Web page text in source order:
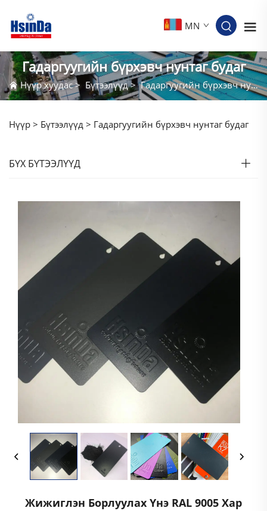
MN
Гадаргуугийн бүрхэвч нунтаг будаг
Нүүр хуудас> Бүтээлүүд>Гадаргуугийн бүрхэвч нунтаг будаг
Нүүр > Бүтээлүүд > Гадаргуугийн бүрхэвч нунтаг будаг
БҮХ БҮТЭЭЛҮҮД
Жижиглэн Борлуулах Үнэ RAL 9005 Хар